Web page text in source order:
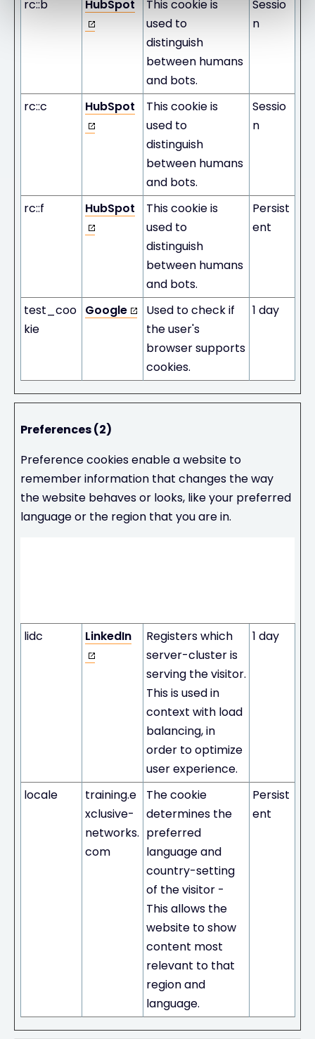
rc::b HubSpot
This cookie is
used to
distinguish
between humans
and bots.
Sessio
n
rc::c HubSpot
This cookie is
used to
distinguish
between humans
and bots.
Sessio
n
rc::f HubSpot
This cookie is
used to
distinguish
between humans
and bots.
Persist
ent
test_coo
kie
Google
Used to check if
the user's
browser supports
cookies.
1 day
Preferences (2)
Preference cookies enable a website to
remember information that changes the way
the website behaves or looks, like your preferred
language or the region that you are in.
lidc
LinkedIn
Registers which
server-cluster is
serving the visitor.
This is used in
context with load
balancing, in
order to optimize
user experience.
1 day
locale
training.e
xclusive-
networks.
com
The cookie
determines the
preferred
language and
country-setting
of the visitor -
This allows the
website to show
content most
relevant to that
region and
language.
Persist
ent